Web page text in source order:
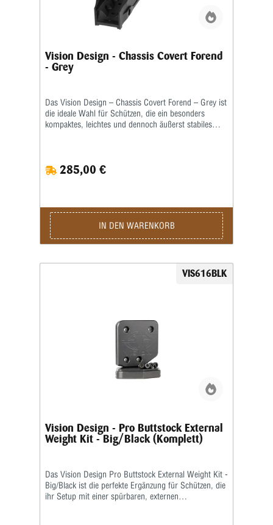
Vision Design - Chassis Covert Forend
- Grey
Das Vision Design – Chassis Covert Forend – Grey ist
die ideale Wahl für Schützen, die ein besonders
kompaktes, leichtes und dennoch äußerst stabiles
Wendigkeit verlangen – ohne dabei auf Präzision oder
Stabilität zu verzichten. Gefertigt aus hochwertigem
Schussverhalten unterstützt. Die strapazierfähige
graue Beschichtung schützt zuverlässig vor Kratzern,
Witterung und Abnutzung, während sie gleichzeitig
für eine moderne, dezente Optik sorgt. Mehrere
die flexible Montage von Zubehör wie Lichtsystemen,
Griffen oder einem kompakten Zweibein. So lässt sich
intuitives Handling – selbst in dynamischen
Situationen. Mit dem Vision Design – Chassis Covert
Forend – Grey erhalten Schützen ein leistungsstarkes,
vielseitiges und hochwertiges Forend, das trotz seiner
kompakten Größe keinerlei Kompromisse eingeht.
285,00 €
IN DEN WARENKORB
VIS616BLK
Vision Design - Pro Buttstock External
Weight Kit - Big/Black (Komplett)
Das Vision Design Pro Buttstock External Weight Kit -
Big/Black ist die perfekte Ergänzung für Schützen, die
ihr Setup mit einer spürbaren, externen